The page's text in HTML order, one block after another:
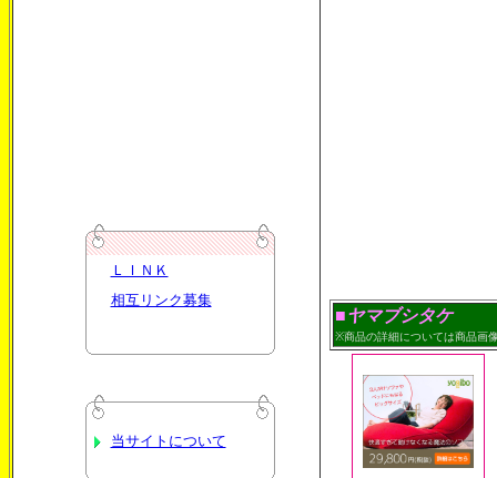
ＬＩＮＫ
相互リンク募集
当サイトについて
■ヤマブシタケ
※商品の詳細については商品画